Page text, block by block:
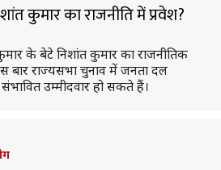
कुमार का राजनीति में प्रवेश?
के बेटे निशांत कुमार का राजनीतिक
बार राज्यसभा चुनाव में जनता दल
उम्मीदवार हो सकते हैं।